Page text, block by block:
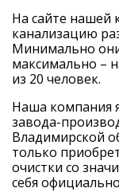
На сайте нашей
канализацию
Минимально
максимально –
из 20 человек.
Наша компания
завода-
Владимирской
только
очистки со
себя